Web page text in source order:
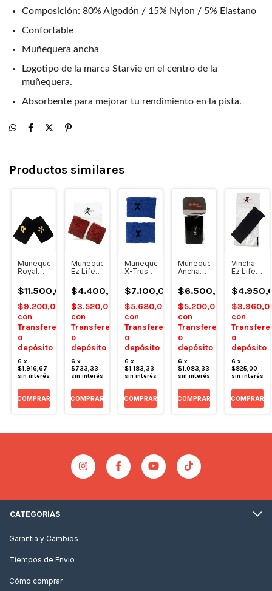
Composición: 80% Algodón / 15% Nylon / 5% Elastano
Confortable
Muñequera ancha
Logotipo de la marca Starvie en el centro de la
muñequera.
Absorbente para mejorar tu rendimiento en la pista.
Productos similares
Muñequera
Royal
Padel
Sol X2
$11.500,00
$9.200,00
con
Transferencia
o
depósito
6 x
$1.916,67
sin interés
COMPRAR
Muñequera
Ez Life
$4.400,00
$3.520,00
con
Transferencia
o
depósito
6 x
$733,33
sin interés
COMPRAR
Muñequera
X-Trust
$7.100,00
$5.680,00
con
Transferencia
o
depósito
6 x
$1.183,33
sin interés
COMPRAR
Muñequera
Ancha
X1
$6.500,00
$5.200,00
con
Transferencia
o
depósito
6 x
$1.083,33
sin interés
COMPRAR
Vincha
Ez Life
con
o
depósito
6 x
$825,00
sin interés
COMPRAR
CATEGORÍAS
Garantia y Cambios
Tiempos de Envio
Cómo comprar